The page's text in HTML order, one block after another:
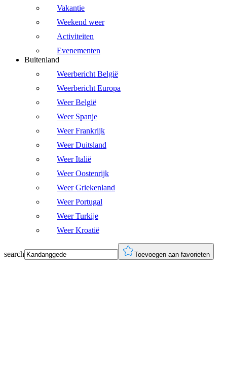
Vakantie
Weekend weer
Activiteiten
Evenementen
Buitenland
Weerbericht België
Weerbericht Europa
Weer België
Weer Spanje
Weer Frankrijk
Weer Duitsland
Weer Italië
Weer Oostenrijk
Weer Griekenland
Weer Portugal
Weer Turkije
Weer Kroatië
search Toevoegen aan favorieten